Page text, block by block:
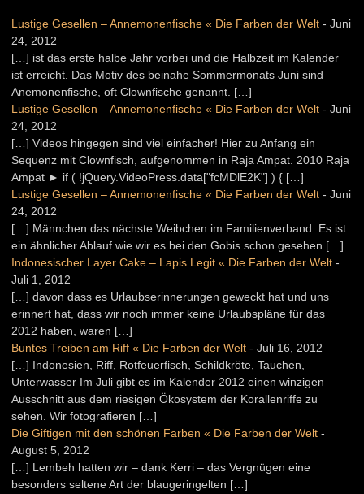
Lustige Gesellen – Annemonenfische « Die Farben der Welt - Juni
24, 2012
[…] ist das erste halbe Jahr vorbei und die Halbzeit im Kalender
ist erreicht. Das Motiv des beinahe Sommermonats Juni sind
Anemonenfische, oft Clownfische genannt. […]
Lustige Gesellen – Annemonenfische « Die Farben der Welt - Juni
24, 2012
[…] Videos hingegen sind viel einfacher! Hier zu Anfang ein
Sequenz mit Clownfisch, aufgenommen in Raja Ampat. 2010 Raja
Ampat ► if ( !jQuery.VideoPress.data["fcMDlE2K"] ) { […]
Lustige Gesellen – Annemonenfische « Die Farben der Welt - Juni
24, 2012
[…] Männchen das nächste Weibchen im Familienverband. Es ist
ein ähnlicher Ablauf wie wir es bei den Gobis schon gesehen […]
Indonesischer Layer Cake – Lapis Legit « Die Farben der Welt -
Juli 1, 2012
[…] davon dass es Urlaubserinnerungen geweckt hat und uns
erinnert hat, dass wir noch immer keine Urlaubspläne für das
2012 haben, waren […]
Buntes Treiben am Riff « Die Farben der Welt - Juli 16, 2012
[…] Indonesien, Riff, Rotfeuerfisch, Schildkröte, Tauchen,
Unterwasser Im Juli gibt es im Kalender 2012 einen winzigen
Ausschnitt aus dem riesigen Ökosystem der Korallenriffe zu
sehen. Wir fotografieren […]
Die Giftigen mit den schönen Farben « Die Farben der Welt -
August 5, 2012
[…] Lembeh hatten wir – dank Kerri – das Vergnügen eine
besonders seltene Art der blaugeringelten […]